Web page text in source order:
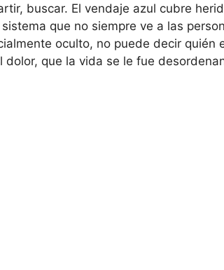
buscar. El vendaje azul cubre
que no siempre ve a las
oculto, no puede decir quién
dolor, que la vida se le fue